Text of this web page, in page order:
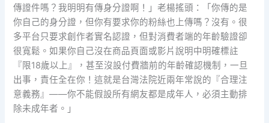
傳證件嗎？我明明有傳身分證啊！」老楊搖頭：「你傳的是
你自己的身分證，但你有要求你的粉絲也上傳嗎？沒有。很
多平台只要求創作者實名認證，但對消費者端的年齡驗證卻
很寬鬆。如果你自己沒在商品頁面或影片說明中明確標註
『限18歲以上』，甚至沒設付費牆前的年齡確認機制，一旦
出事，責任全在你！這就是台灣法院近兩年常說的『合理注
意義務』——你不能假設所有網友都是成年人，必須主動排
除未成年者。」